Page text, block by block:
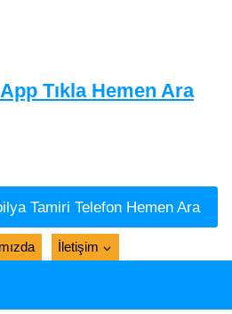
Tıkla Hemen Ara
Tamiri Telefon Hemen Ara
İletişim